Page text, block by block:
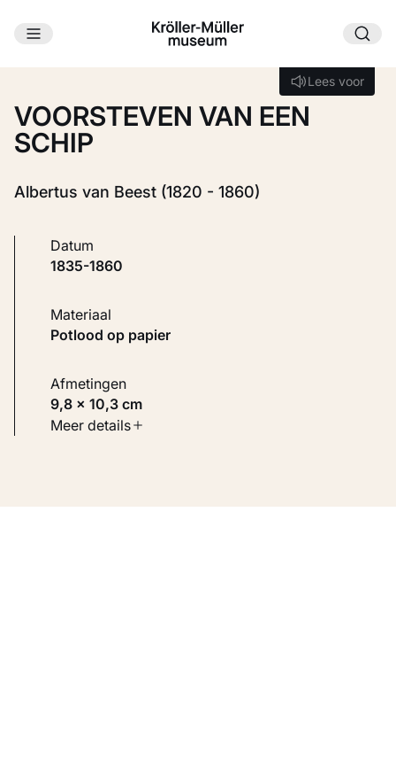
Ga naar hoofdinhoud
Lees voor
Lees voor
VOORSTEVEN VAN EEN
SCHIP
Albertus van Beest (1820 - 1860)
Datum
1835-1860
Materiaal
Potlood op papier
Afmetingen
9,8 × 10,3 cm
Soort werk
Meer details